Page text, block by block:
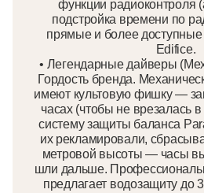
функции радиоконтроля
подстройка времени по
прямые и более доступные
Edifice.
• Легендарные дайверы
Гордость бренда.
имеют культовую фишку —
часах (чтобы не врезалась в
систему защиты баланса
их рекламировали,
метровой высоты — часы
шли дальше.
предлагает водозащиту до